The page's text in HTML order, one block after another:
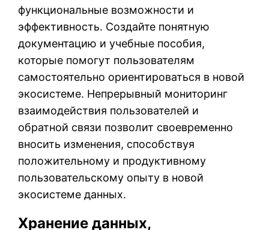
функциональные возможности и
эффективность. Создайте понятную
документацию и учебные пособия,
которые помогут пользователям
самостоятельно ориентироваться в новой
экосистеме. Непрерывный мониторинг
взаимодействия пользователей и
обратной связи позволит своевременно
вносить изменения, способствуя
положительному и продуктивному
пользовательскому опыту в новой
экосистеме данных.
Хранение данных,